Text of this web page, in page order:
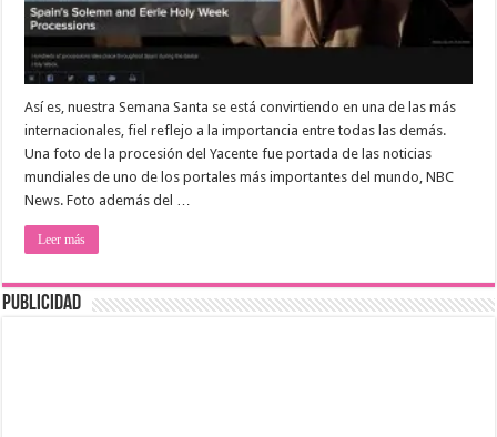
Así es, nuestra Semana Santa se está convirtiendo en una de las más
internacionales, fiel reflejo a la importancia entre todas las demás.
Una foto de la procesión del Yacente fue portada de las noticias
mundiales de uno de los portales más importantes del mundo, NBC
News. Foto además del …
Leer más
Publicidad